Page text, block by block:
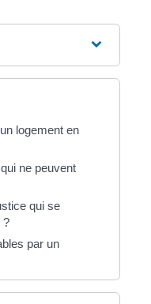
logement en
ne peuvent
qui se
?
par un